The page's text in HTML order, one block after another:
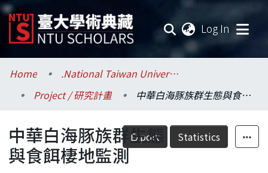
Log In
Communities & Collections
Research Outputs
Fundings & Projects
Researchers
Home
.National Taiwan University / 國立臺灣大學
Project / 研究計畫
中華白海豚族群生態與食餌棲地監測
Export Statistics
中華白海豚族群生態
與食餌棲地監測